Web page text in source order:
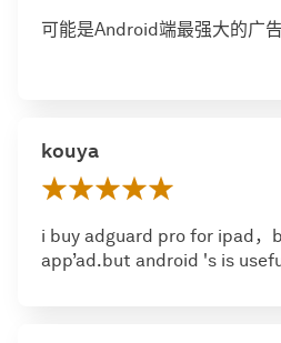
可能是Android端最强大的广
kouya
i buy adguard pro for ipad，
app’ad.but android 's is